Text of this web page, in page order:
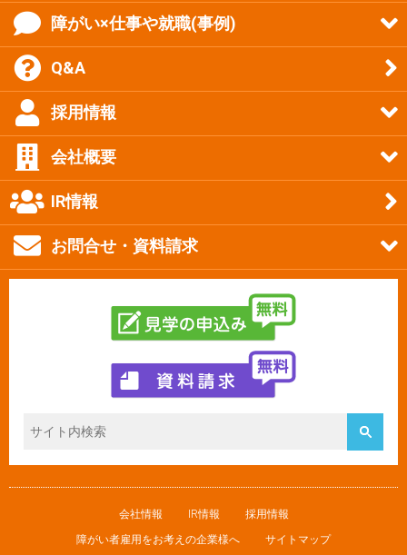
障がい×仕事や就職(事例)
Q&A
採用情報
会社概要
IR情報
お問合せ・資料請求
会社情報 IR情報
採用情報
障がい者雇用をお考えの企業様へ
サイトマップ